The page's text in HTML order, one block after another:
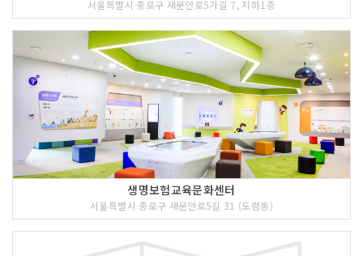
서울특별시 종로구 새문안로5가길 7, 지하1층
생명보험교육문화센터
서울특별시 종로구 새문안로5길 31 (도렴동)